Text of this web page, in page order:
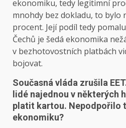
ekonomiku, tedy legitimní
mnohdy bez dokladu, to bylo
procent. Její podíl tedy
Čechů je šedá ekonomika
v bezhotovostních platbách
bojovat.
Současná vláda zrušila
lidé najednou v některých
platit kartou. Nepodpořilo
ekonomiku?